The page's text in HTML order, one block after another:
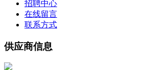
招聘中心
在线留言
联系方式
供应商信息